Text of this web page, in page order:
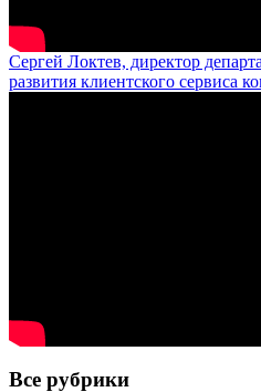
Сергей Локтев, директор
развития клиентского сервиса
Все рубрики